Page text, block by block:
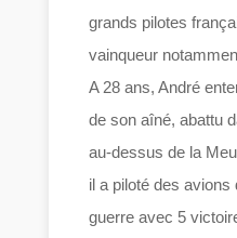
grands pilotes
vainqueur
A 28 ans, André
de son aîné, abattu
au-dessus de la
il a piloté des
guerre avec 5